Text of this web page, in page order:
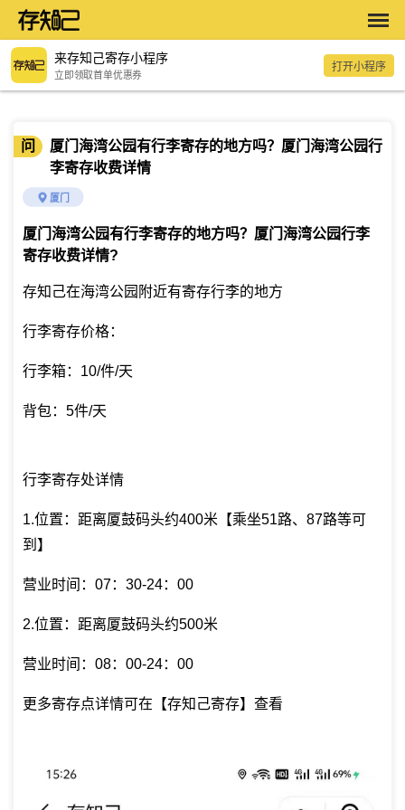
来存知己寄存小程序
立即领取首单优惠券
打开小程序
问
厦门海湾公园有行李寄存的地方吗？厦门海湾公园行
李寄存收费详情
厦门
厦门海湾公园有行李寄存的地方吗？厦门海湾公园行李
寄存收费详情?
存知己在海湾公园附近有寄存行李的地方
行李寄存价格：
行李箱：10/件/天
背包：5件/天
行李寄存处详情
1.位置：距离厦鼓码头约400米【乘坐51路、87路等可
到】
营业时间：07：30-24：00
2.位置：距离厦鼓码头约500米
营业时间：08：00-24：00
更多寄存点详情可在【存知己寄存】查看